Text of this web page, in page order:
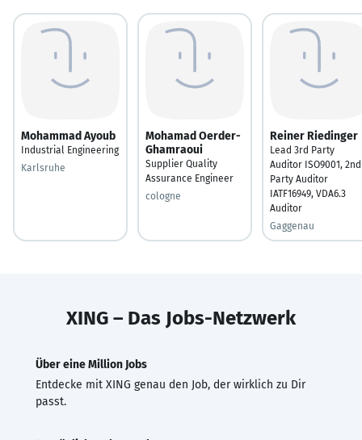
Mohammad Ayoub
Industrial Engineering
Karlsruhe
Mohamad Oerder-
Ghamraoui
Supplier Quality
Assurance Engineer
cologne
Reiner Riedinger
Lead 3rd Party
Auditor ISO9001, 2nd
Party Auditor
IATF16949, VDA6.3
Auditor
Gaggenau
XING – Das Jobs-Netzwerk
Über eine Million Jobs
Entdecke mit XING genau den Job, der wirklich zu Dir
passt.